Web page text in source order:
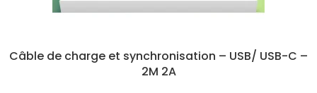
Câble de charge et synchronisation – USB/ USB-C –
2M 2A